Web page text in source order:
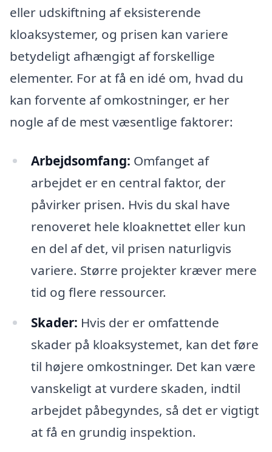
eller udskiftning af eksisterende
kloaksystemer, og prisen kan variere
betydeligt afhængigt af forskellige
elementer. For at få en idé om, hvad du
kan forvente af omkostninger, er her
nogle af de mest væsentlige faktorer:
Arbejdsomfang: Omfanget af
arbejdet er en central faktor, der
påvirker prisen. Hvis du skal have
renoveret hele kloaknettet eller kun
en del af det, vil prisen naturligvis
variere. Større projekter kræver mere
tid og flere ressourcer.
Skader: Hvis der er omfattende
skader på kloaksystemet, kan det føre
til højere omkostninger. Det kan være
vanskeligt at vurdere skaden, indtil
arbejdet påbegyndes, så det er vigtigt
at få en grundig inspektion.